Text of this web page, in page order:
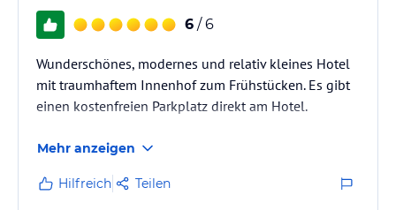
6 / 6
Wunderschönes, modernes und relativ kleines Hotel
mit traumhaftem Innenhof zum Frühstücken. Es gibt
einen kostenfreien Parkplatz direkt am Hotel.
Mehr anzeigen
Hilfreich Teilen